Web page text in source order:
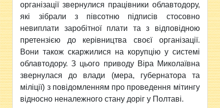
організації звернулися працівники облавтодору,
які зібрали з півсотню підписів стосовно
невиплати заробітної плати та з відповідною
претензією до керівництва своєї організації.
Вони також скаржилися на корупцію у системі
облавтодору. З цього приводу Віра Миколаївна
звернулася до влади (мера, губернатора та
міліції) з повідомленням про проведення мітингу
відносно неналежного стану доріг у Полтаві.